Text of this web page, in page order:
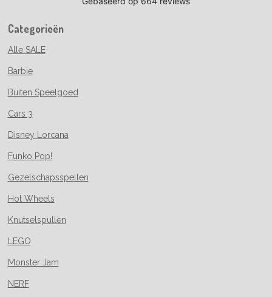
Categorieën
Alle SALE
Barbie
Buiten Speelgoed
Cars 3
Disney Lorcana
Funko Pop!
Gezelschapsspellen
Hot Wheels
Knutselspullen
LEGO
Monster Jam
NERF